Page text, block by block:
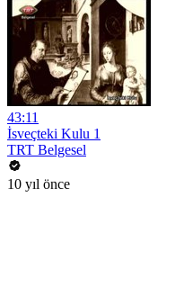
43:11
İsveçteki Kulu 1
TRT Belgesel
10 yıl önce